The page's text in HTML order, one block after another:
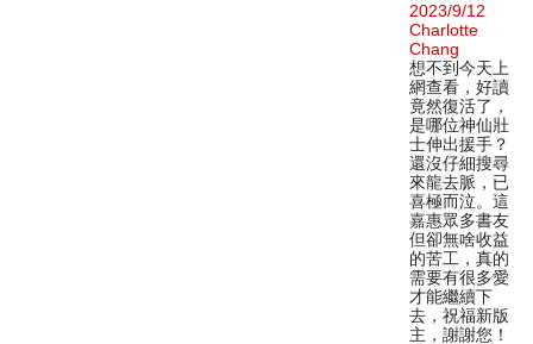
2023/9/12
Charlotte
Chang
想不到今天上
網查看，好讀
竟然復活了，
是哪位神仙壯
士伸出援手？
還沒仔細搜尋
來龍去脈，已
喜極而泣。這
嘉惠眾多書友
但卻無啥收益
的苦工，真的
需要有很多愛
才能繼續下
去，祝福新版
主，謝謝您！